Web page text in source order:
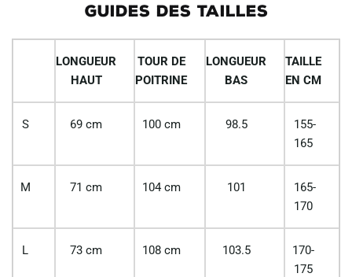
GUIDES DES TAILLES
LONGUEUR
HAUT
TOUR DE
POITRINE
LONGUEUR
BAS
TAILLE
EN CM
S 69 cm 100 cm 98.5
155-
165
M 71 cm 104 cm 101
165-
170
L 73 cm 108 cm 103.5
170-
175